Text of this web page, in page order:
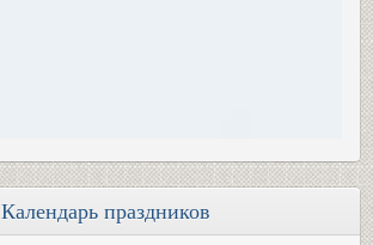
Календарь праздников